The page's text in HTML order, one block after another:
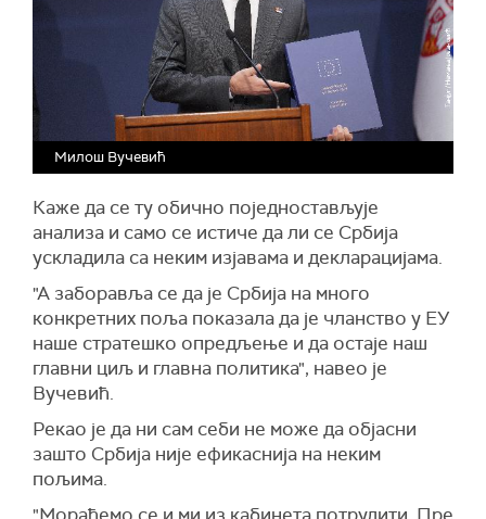
Милош Вучевић
Каже да се ту обично поједностављује
анализа и само се истиче да ли се Србија
ускладила са неким изјавама и декларацијама.
"А заборавља се да је Србија на много
конкретних поља показала да је чланство у ЕУ
наше стратешко опредљење и да остаје наш
главни циљ и главна политика", навео је
Вучевић.
Рекао је да ни сам себи не може да објасни
зашто Србија није ефикаснија на неким
пољима.
"Мораћемо се и ми из кабинета потрудити. Пре